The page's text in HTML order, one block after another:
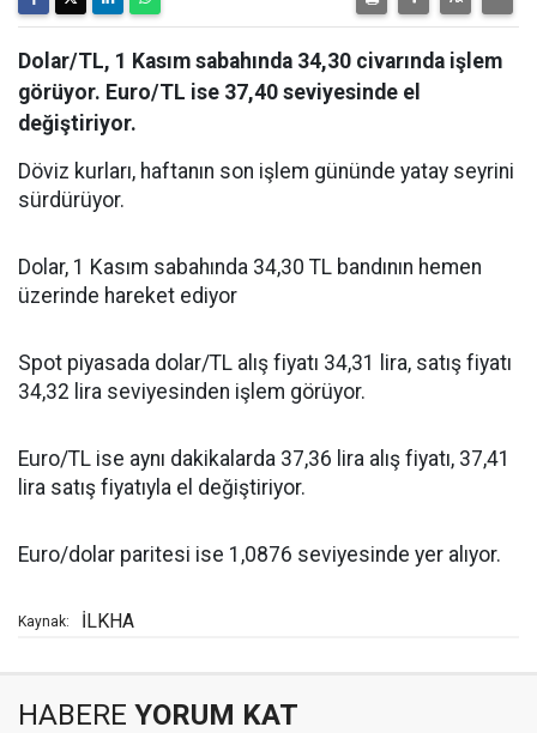
Dolar/TL, 1 Kasım sabahında 34,30 civarında işlem
görüyor. Euro/TL ise 37,40 seviyesinde el
değiştiriyor.
Döviz kurları, haftanın son işlem gününde yatay seyrini
sürdürüyor.
Dolar, 1 Kasım sabahında 34,30 TL bandının hemen
üzerinde hareket ediyor
Spot piyasada dolar/TL alış fiyatı 34,31 lira, satış fiyatı
34,32 lira seviyesinden işlem görüyor.
Euro/TL ise aynı dakikalarda 37,36 lira alış fiyatı, 37,41
lira satış fiyatıyla el değiştiriyor.
Euro/dolar paritesi ise 1,0876 seviyesinde yer alıyor.
Kaynak: İLKHA
HABERE YORUM KAT